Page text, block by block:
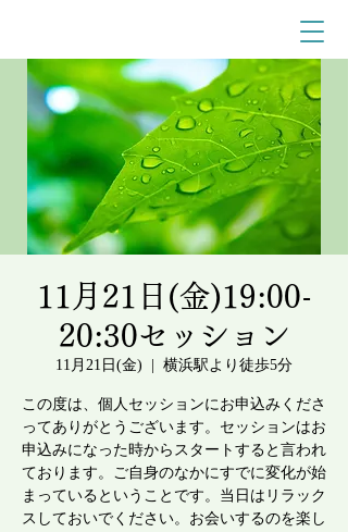
11月21日(金)19:00-
20:30セッション
11月21日(金) 横浜駅より徒歩5分
この度は、個人セッションにお申込みくださ
ってありがとうございます。セッションはお
申込みになった時からスタートすると言われ
ております。ご自身のなかにすでに変化が始
まっているということです。当日はリラック
スしておいでください。お会いするのを楽し